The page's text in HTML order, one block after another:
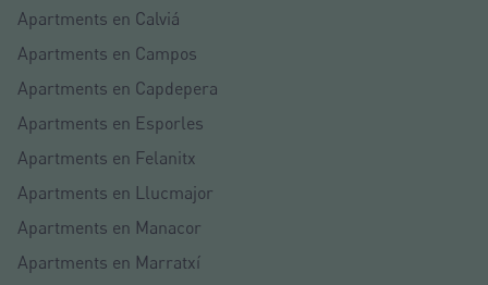
Apartments en Calviá
Apartments en Campos
Apartments en Capdepera
Apartments en Esporles
Apartments en Felanitx
Apartments en Llucmajor
Apartments en Manacor
Apartments en Marratxí